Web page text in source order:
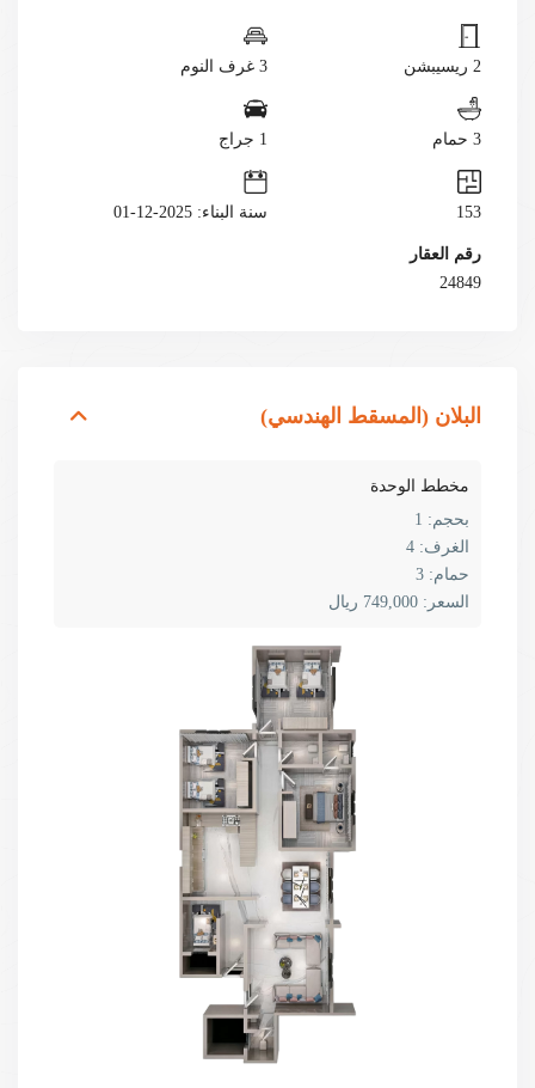
2 ريسيبشن 3 غرف النوم
3 حمام 1 جراج
153 سنة البناء: 2025-12-01
رقم العقار
24849
البلان (المسقط الهندسي)
مخطط الوحدة
بحجم:
الغرف:4
حمام: 3
السعر:749,000 ريال